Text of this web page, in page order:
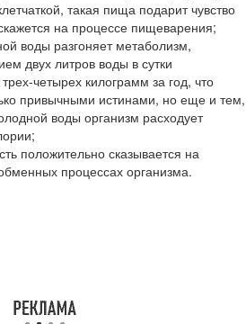
такая пища подарит чувство
на процессе пищеварения;
воды разгоняет метаболизм,
двух литров воды в сутки
четырех килограмм за год, что
привычными истинами, но еще и тем,
воды организм расходует
положительно сказывается на
процессах организма.